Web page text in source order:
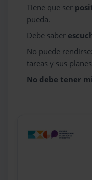
Tiene que ser
pueda.
Debe saber
No puede
tareas y sus
No debe tener